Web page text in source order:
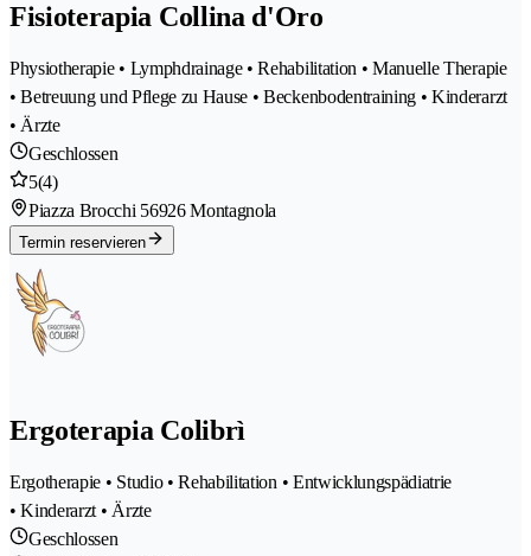
Fisioterapia Collina d'Oro
Physiotherapie • Lymphdrainage • Rehabilitation • Manuelle Therapie
• Betreuung und Pflege zu Hause • Beckenbodentraining • Kinderarzt
• Ärzte
Geschlossen
5(4)
Piazza Brocchi 56926 Montagnola
Termin reservieren
Ergoterapia Colibrì
Ergotherapie • Studio • Rehabilitation • Entwicklungspädiatrie
• Kinderarzt • Ärzte
Geschlossen